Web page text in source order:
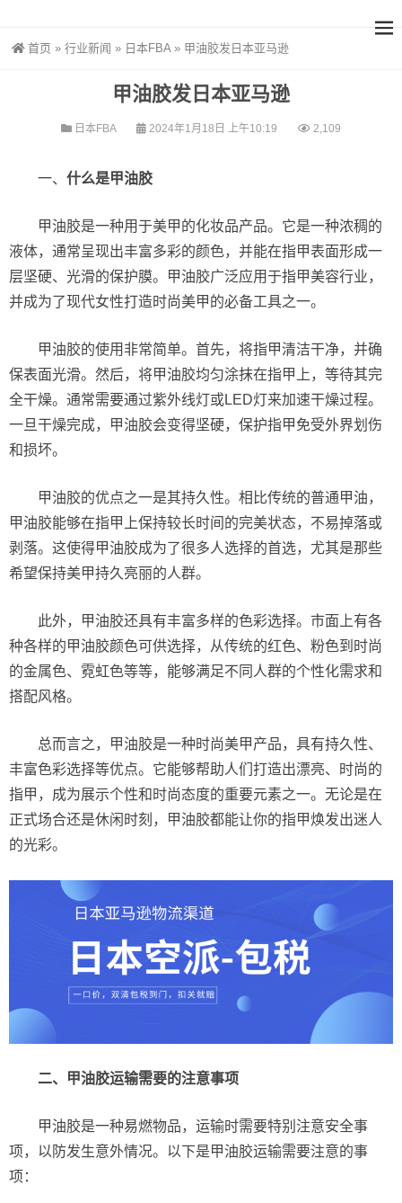
首页 » 行业新闻 » 日本FBA » 甲油胶发日本亚马逊
甲油胶发日本亚马逊
日本FBA 2024年1月18日 上午10:19 2,109
一、 什么是甲油胶
甲油胶是一种用于美甲的化妆品产品。它是一种浓稠的
液体，通常呈现出丰富多彩的颜色，并能在指甲表面形成一
层坚硬、光滑的保护膜。甲油胶广泛应用于指甲美容行业，
并成为了现代女性打造时尚美甲的必备工具之一。
甲油胶的使用非常简单。首先，将指甲清洁干净，并确
保表面光滑。然后，将甲油胶均匀涂抹在指甲上，等待其完
全干燥。通常需要通过紫外线灯或LED灯来加速干燥过程。
一旦干燥完成，甲油胶会变得坚硬，保护指甲免受外界划伤
和损坏。
甲油胶的优点之一是其持久性。相比传统的普通甲油，
甲油胶能够在指甲上保持较长时间的完美状态，不易掉落或
剥落。这使得甲油胶成为了很多人选择的首选，尤其是那些
希望保持美甲持久亮丽的人群。
此外，甲油胶还具有丰富多样的色彩选择。市面上有各
种各样的甲油胶颜色可供选择，从传统的红色、粉色到时尚
的金属色、霓虹色等等，能够满足不同人群的个性化需求和
搭配风格。
总而言之，甲油胶是一种时尚美甲产品，具有持久性、
丰富色彩选择等优点。它能够帮助人们打造出漂亮、时尚的
指甲，成为展示个性和时尚态度的重要元素之一。无论是在
正式场合还是休闲时刻，甲油胶都能让你的指甲焕发出迷人
的光彩。
二、甲油胶运输需要的注意事项
甲油胶是一种易燃物品，运输时需要特别注意安全事
项，以防发生意外情况。以下是甲油胶运输需要注意的事
项：